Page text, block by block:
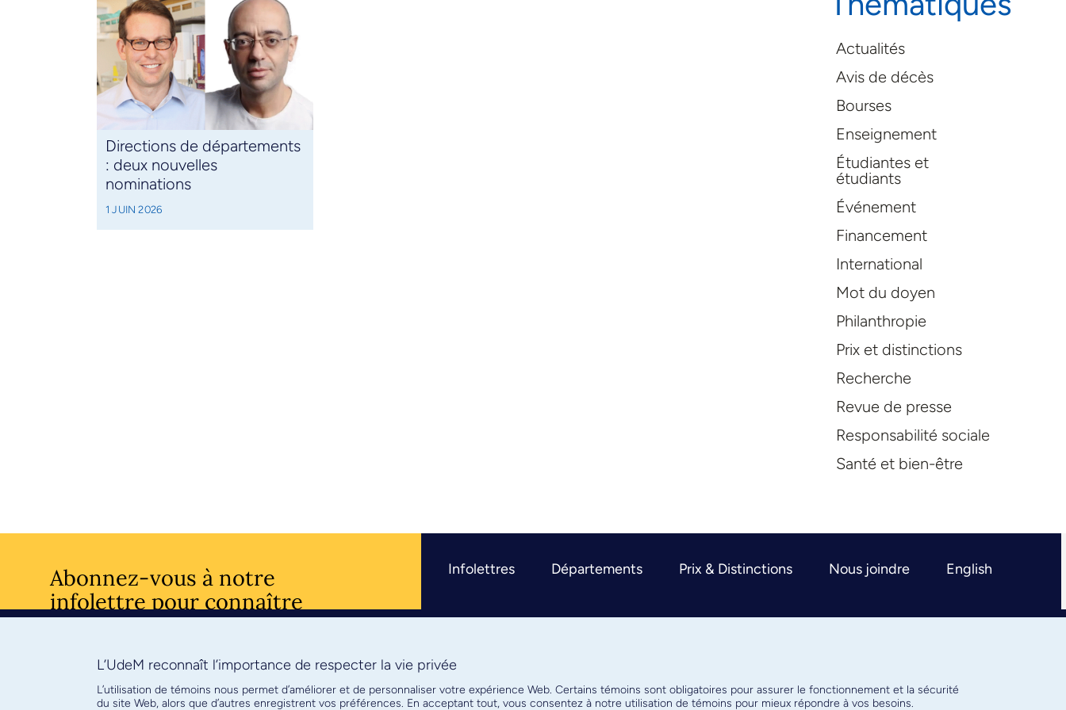
Directions de départements
: deux nouvelles
nominations
1 JUIN 2026
Actualités
Avis de décès
Bourses
Enseignement
Étudiantes et
étudiants
Événement
Financement
International
Mot du doyen
Philanthropie
Prix et distinctions
Recherche
Revue de presse
Responsabilité sociale
Santé et bien-être
Abonnez-vous à notre
infolettre pour connaître
l’actualité facultaire
S'ABONNER
Infolettres Départements Prix & Distinctions Nous joindre English
L’UdeM reconnaît l’importance de respecter la vie privée
L’utilisation de témoins nous permet d’améliorer et de personnaliser votre expérience Web. Certains témoins sont obligatoires pour assurer le fonctionnement et la sécurité
du site Web, alors que d’autres enregistrent vos préférences. En acceptant tout, vous consentez à notre utilisation de témoins pour mieux répondre à vos besoins.